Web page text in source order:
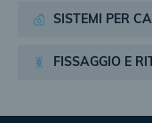
SISTEMI PER
FISSAGGIO E